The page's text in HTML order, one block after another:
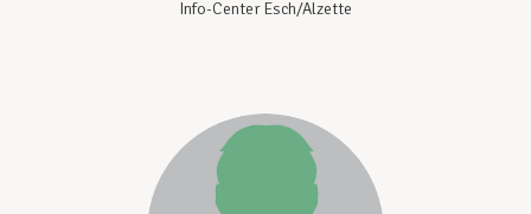
Info-Center Esch/Alzette